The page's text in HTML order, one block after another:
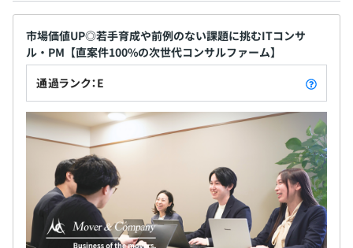
ィーな昇進が可能です。実際に若手リーダーも数多く誕生
しており、個々のキャリアプランに応じた柔軟な相談も受
け付けています。
▍組織の文化と働きやすさ
わたしたちの組織は、役職や年齢の垣根を超えて自由に意
見を交わせる、フラットでオープンな風土を大切にしてい
ます。「手を挙げた人に機会をわたす」という文化が根付
いており、新規事業への参画や新しい役割への挑戦も積極
的に後押ししています。エンジニア、コンサルタント、事
業開発といった異なる専門性を持つメンバーが連携し、互
いを尊重しながら1つのゴールを目指す姿が、わたしたち
の日常です。
無期雇用
6カ月（条件などの変更はありません）
市場価値UP◎若手育成や前例のない課題に挑むITコンサ
ル・PM【直案件100%の次世代コンサルファーム】
通過ランク：E